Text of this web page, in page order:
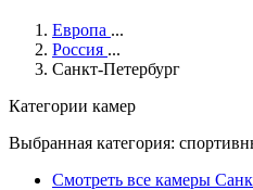
Европа ...
Россия ...
Санкт-Петербург
Категории камер
Выбранная категория:
Смотреть все камеры